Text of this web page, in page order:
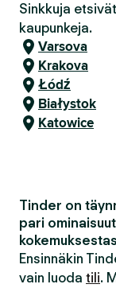
Sinkkuja
kaupunkeja.
Varsova
Krakova
Łódź
Białystok
Katowice
Tinder on
pari
Ensinnäkin
vain luoda tili.